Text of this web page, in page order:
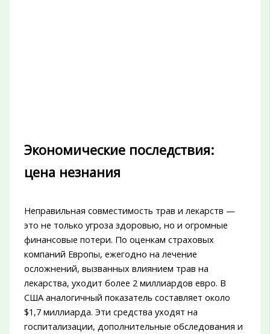
Экономические последствия:
цена незнания
Неправильная совместимость трав и лекарств —
это не только угроза здоровью, но и огромные
финансовые потери. По оценкам страховых
компаний Европы, ежегодно на лечение
осложнений, вызванных влиянием трав на
лекарства, уходит более 2 миллиардов евро. В
США аналогичный показатель составляет около
$1,7 миллиарда. Эти средства уходят на
госпитализации, дополнительные обследования и